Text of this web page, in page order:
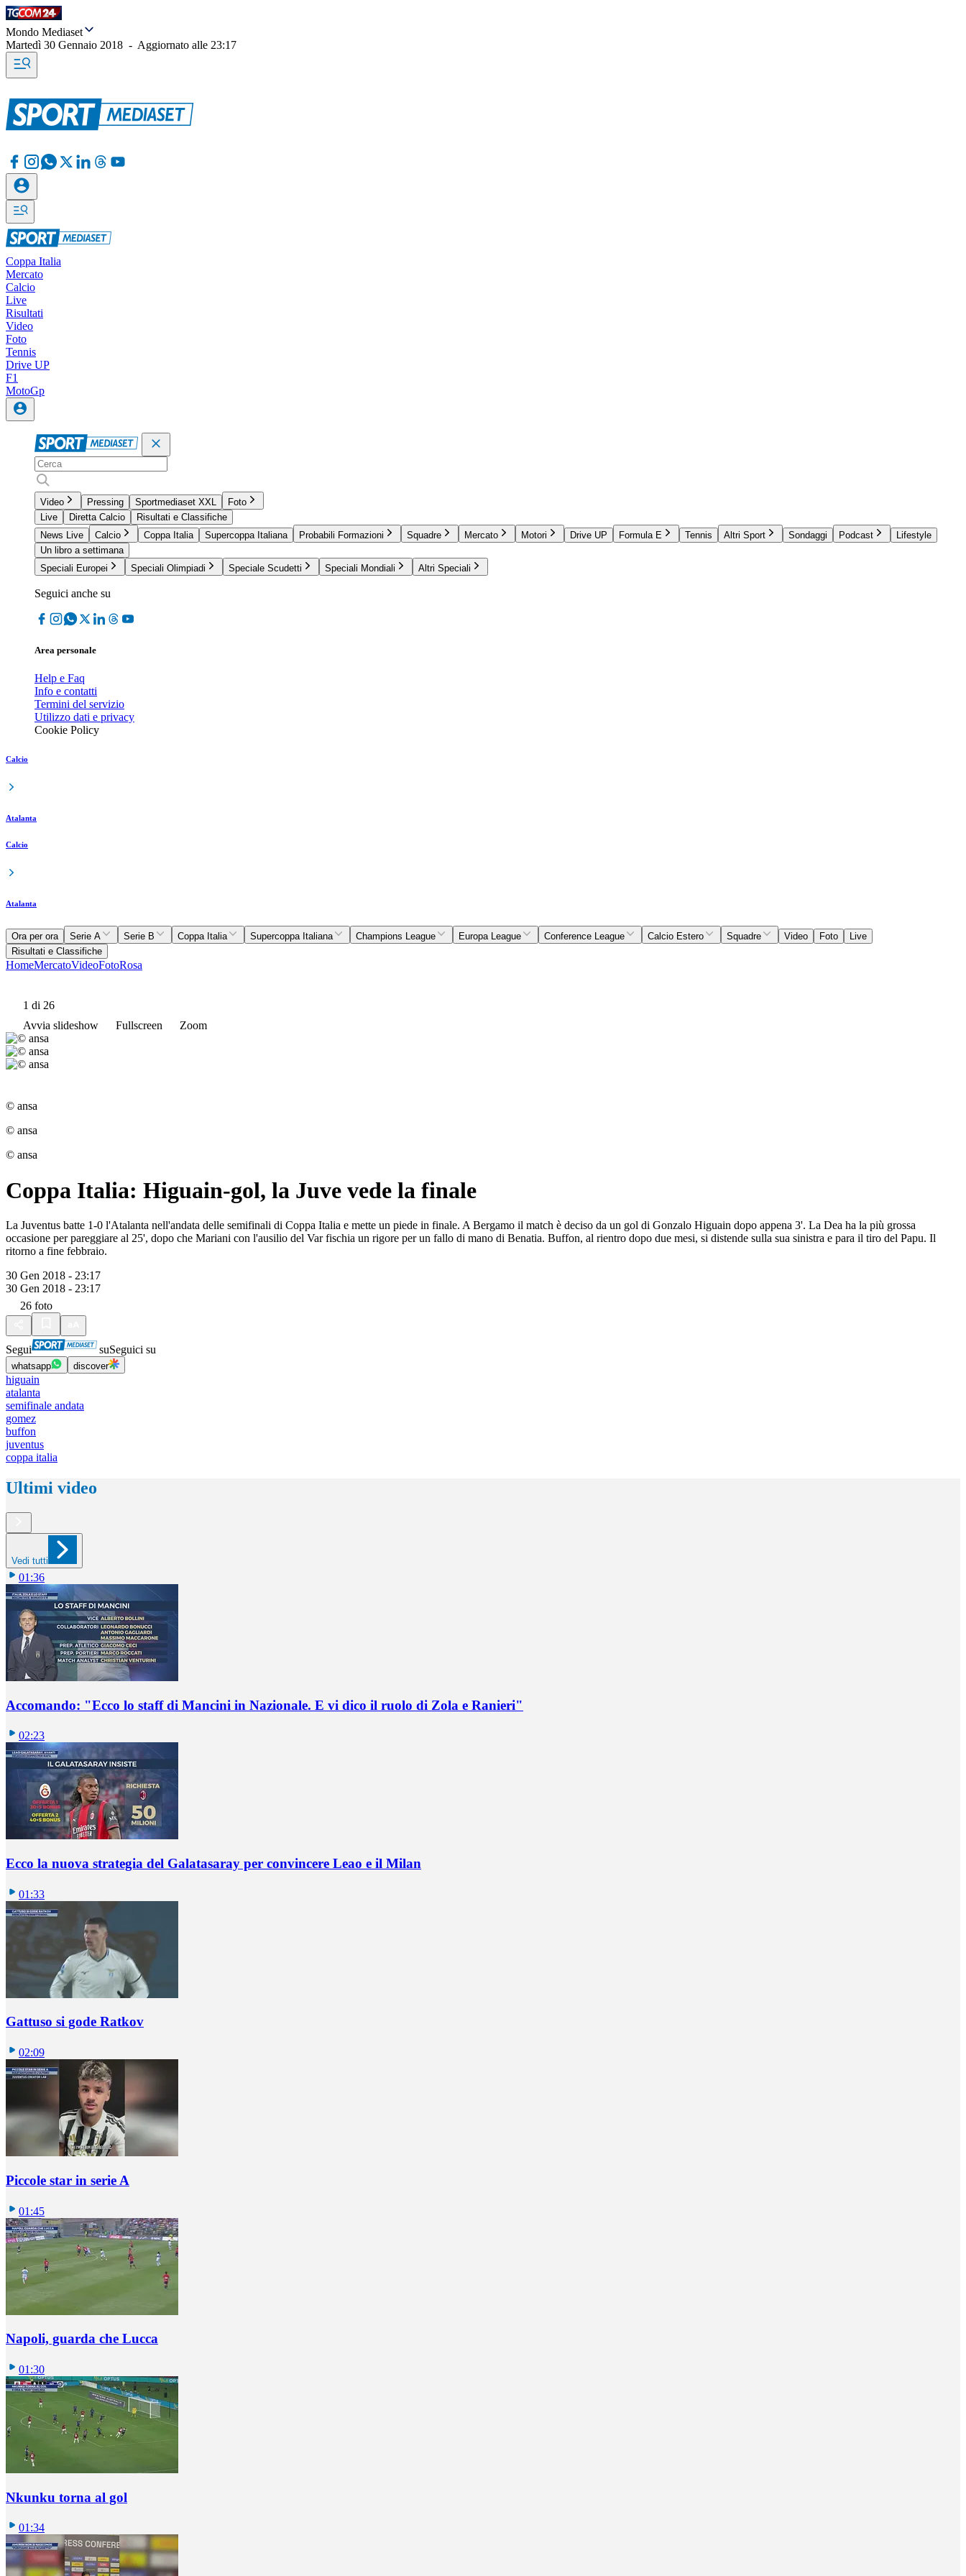
Mondo Mediaset
Martedì 30 Gennaio 2018 - Aggiornato alle 23:17
Coppa Italia
Mercato
Calcio
Live
Risultati
Video
Foto
Tennis
Drive UP
F1
MotoGp
Video Pressing Sportmediaset XXL
Foto
Live
Diretta Calcio
Risultati e Classifiche
News Live
Calcio Coppa Italia Supercoppa Italiana Probabili Formazioni Squadre Mercato Motori Drive UP Formula E Tennis Altri Sport Sondaggi Podcast
Lifestyle
Un libro a settimana
Speciali Europei
Speciali Olimpiadi Speciale Scudetti Speciali Mondiali Altri Speciali
Seguici anche su
Area personale
Help e Faq
Info e contatti
Termini del servizio
Utilizzo dati e privacy
Cookie Policy
Calcio
Atalanta
Calcio
Atalanta
Ora per ora Serie A Serie B Coppa Italia Supercoppa Italiana Champions League Europa League Conference League Calcio Estero Squadre Video Foto
Live
Risultati e Classifiche
HomeMercatoVideoFotoRosa
1 di 26
Avvia slideshow
Fullscreen Zoom
© ansa
© ansa
© ansa
Coppa Italia: Higuain-gol, la Juve vede la finale
La Juventus batte 1-0 l'Atalanta nell'andata delle semifinali di Coppa Italia e mette un piede in finale. A Bergamo il match è deciso da un gol di Gonzalo Higuain dopo appena 3'. La Dea ha la più grossa
occasione per pareggiare al 25', dopo che Mariani con l'ausilio del Var fischia un rigore per un fallo di mano di Benatia. Buffon, al rientro dopo due mesi, si distende sulla sua sinistra e para il tiro del Papu. Il
ritorno a fine febbraio.
30 Gen 2018 - 23:17
30 Gen 2018 - 23:17
26 foto
Segui suSeguici su
whatsapp discover
higuain
atalanta
semifinale andata
gomez
buffon
juventus
coppa italia
Ultimi video
Vedi tutti
01:36
Accomando: "Ecco lo staff di Mancini in Nazionale. E vi dico il ruolo di Zola e Ranieri"
02:23
Ecco la nuova strategia del Galatasaray per convincere Leao e il Milan
01:33
Gattuso si gode Ratkov
02:09
Piccole star in serie A
01:45
Napoli, guarda che Lucca
01:30
Nkunku torna al gol
01:34